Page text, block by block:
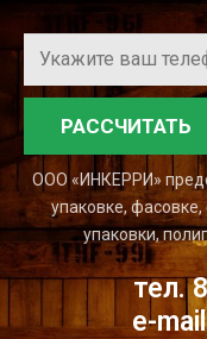
РАССЧИТАТЬ
ООО «ИНКЕРРИ»
упаковке, фасовке,
упаковки,
тел.
e-